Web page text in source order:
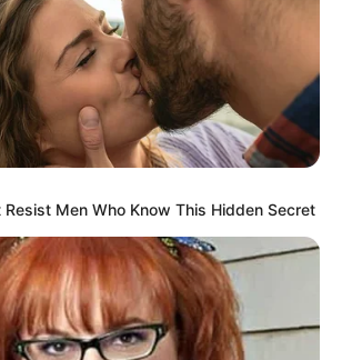
Resist Men Who Know This Hidden Secret